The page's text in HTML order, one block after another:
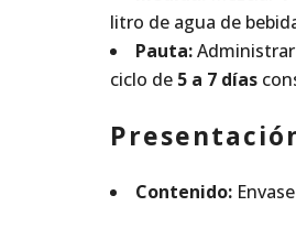
litro de agua de
Pauta:
ciclo de 5 a 7 días
Contenido: